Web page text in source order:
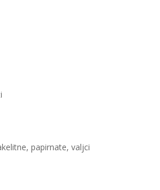
papirnate, valjci